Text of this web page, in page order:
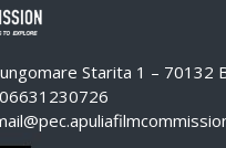
Starita 1 – 70132